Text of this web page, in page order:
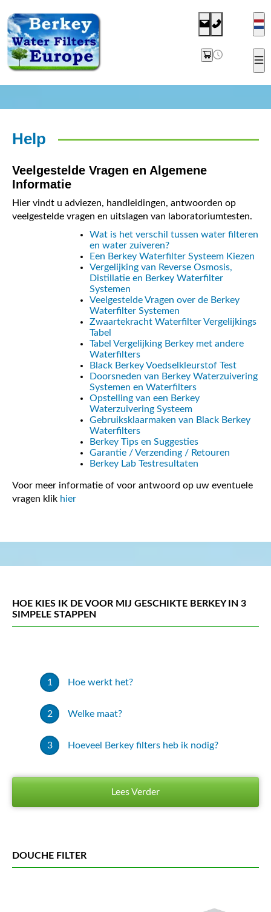
Help
Veelgestelde Vragen en Algemene
Informatie
Hier vindt u adviezen, handleidingen, antwoorden op
veelgestelde vragen en uitslagen van laboratoriumtesten.
Wat is het verschil tussen water filteren
en water zuiveren?
Een Berkey Waterfilter Systeem Kiezen
Vergelijking van Reverse Osmosis,
Distillatie en Berkey Waterfilter
Systemen
Veelgestelde Vragen over de Berkey
Waterfilter Systemen
Zwaartekracht Waterfilter Vergelijkings
Tabel
Tabel Vergelijking Berkey met andere
Waterfilters
Black Berkey Voedselkleurstof Test
Doorsneden van Berkey Waterzuivering
Systemen en Waterfilters
Opstelling van een Berkey
Waterzuivering Systeem
Gebruiksklaarmaken van Black Berkey
Waterfilters
Berkey Tips en Suggesties
Garantie / Verzending / Retouren
Berkey Lab Testresultaten
Voor meer informatie of voor antwoord op uw eventuele
vragen klik hier
HOE KIES IK DE VOOR MIJ GESCHIKTE BERKEY IN 3
SIMPELE STAPPEN
Hoe werkt het?
Welke maat?
Hoeveel Berkey filters heb ik nodig?
Lees Verder
DOUCHE FILTER